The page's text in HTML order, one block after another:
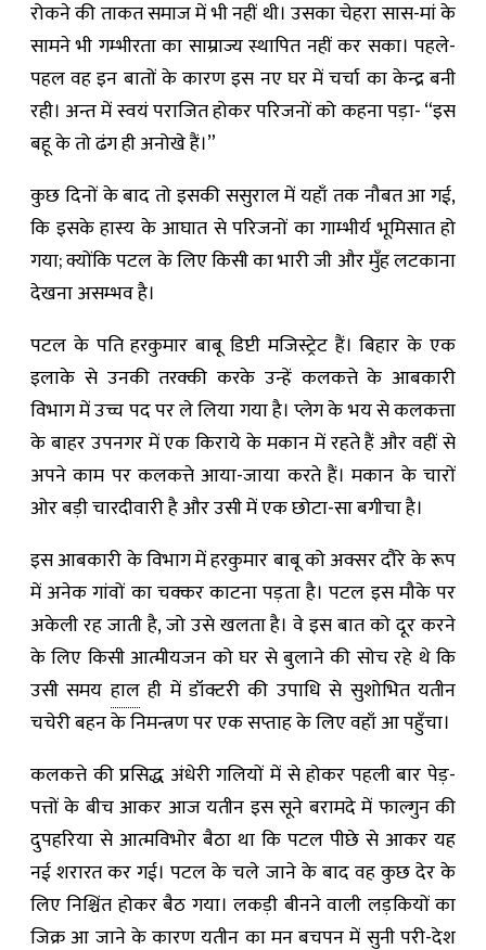
रोकने की ताकत समाज में भी नहीं थी। उसका चेहरा सास-मां के
सामने भी गम्भीरता का साम्राज्य स्थापित नहीं कर सका। पहले-
पहल वह इन बातों के कारण इस नए घर में चर्चा का केन्द्र बनी
रही। अन्त में स्वयं पराजित होकर परिजनों को कहना पड़ा- “इस
बहू के तो ढंग ही अनोखे हैं।”
कुछ दिनों के बाद तो इसकी ससुराल में यहाँ तक नौबत आ गई,
कि इसके हास्य के आघात से परिजनों का गाम्भीर्य भूमिसात हो
गया; क्योंकि पटल के लिए किसी का भारी जी और मुँह लटकाना
देखना असम्भव है।
पटल के पति हरकुमार बाबू डिप्टी मजिस्ट्रेट हैं। बिहार के एक
इलाके से उनकी तरक्की करके उन्हें कलकत्ते के आबकारी
विभाग में उच्च पद पर ले लिया गया है। प्लेग के भय से कलकत्ता
के बाहर उपनगर में एक किराये के मकान में रहते हैं और वहीं से
अपने काम पर कलकत्ते आया-जाया करते हैं। मकान के चारों
ओर बड़ी चारदीवारी है और उसी में एक छोटा-सा बगीचा है।
इस आबकारी के विभाग में हरकुमार बाबू को अक्सर दौरे के रूप
में अनेक गांवों का चक्कर काटना पड़ता है। पटल इस मौके पर
अकेली रह जाती है, जो उसे खलता है। वे इस बात को दूर करने
के लिए किसी आत्मीयजन को घर से बुलाने की सोच रहे थे कि
उसी समय हालही में डॉक्टरी की उपाधि से सुशोभित यतीन
चचेरी बहन के निमन्त्रण पर एक सप्ताह के लिए वहाँ आ पहुँचा।
कलकत्ते की प्रसिद्ध अंधेरी गलियों में से होकर पहली बार पेड़-
पत्तों के बीच आकर आज यतीन इस सूने बरामदे में फाल्गुन की
दुपहरिया से आत्मविभोर बैठा था कि पटल पीछे से आकर यह
नई शरारत कर गई। पटल के चले जाने के बाद वह कुछ देर के
लिए निश्चिंत होकर बैठ गया। लकड़ी बीनने वाली लड़कियों का
जिक्र आ जाने के कारण यतीन का मन बचपन में सुनी परी-देश